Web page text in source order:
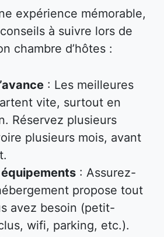
expérience mémorable,
à suivre lors de
chambre d’hôtes :
: Les meilleures
vite, surtout en
Réservez plusieurs
plusieurs mois, avant
: Assurez-
propose tout
avez besoin (petit-
wifi, parking, etc.).